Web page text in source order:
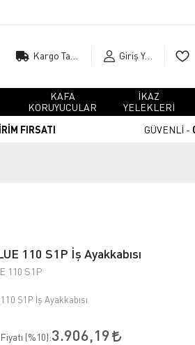
Giriş Yap
KAFA
KORUYUCULAR
İKAZ
YELEKLERİ
FIRSATI GÜVENLİ -
110 S1P İş Ayakkabısı
110 S1P
S1P İş Ayakkabısı
(%10):3.906,19